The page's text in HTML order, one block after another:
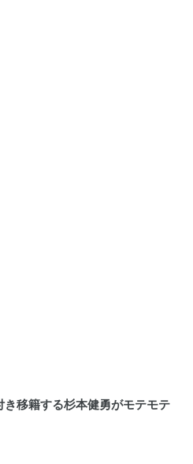
き移籍する杉本健勇がモテモテ